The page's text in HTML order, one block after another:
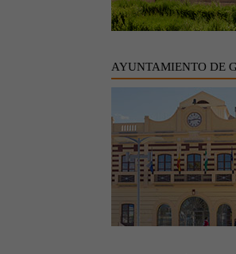
AYUNTAMIENTO DE